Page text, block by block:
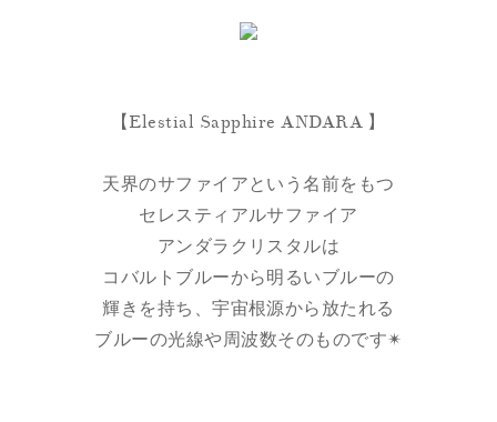
【Elestial Sapphire ANDARA 】
天界のサファイアという名前をもつ
セレスティアルサファイア
アンダラクリスタルは
コバルトブルーから明るいブルーの
輝きを持ち、宇宙根源から放たれる
ブルーの光線や周波数そのものです✴︎